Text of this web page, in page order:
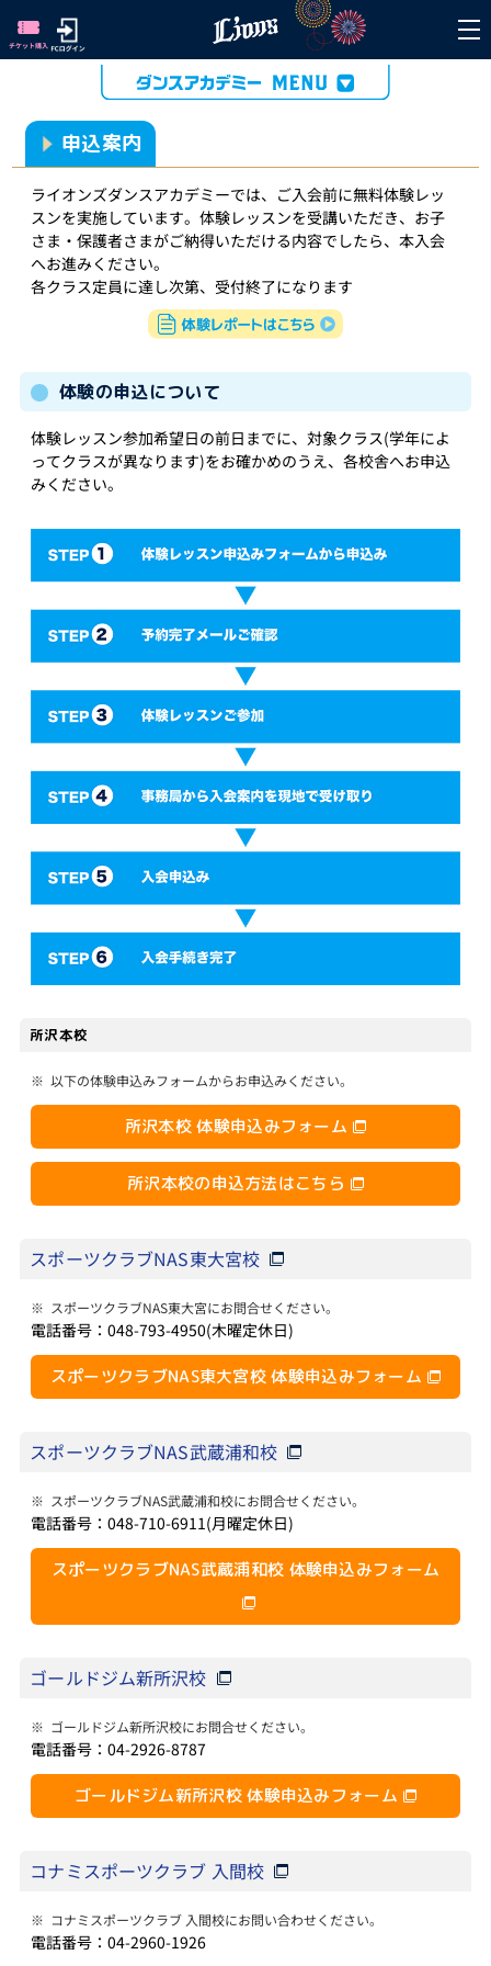
申込案内
ライオンズダンスアカデミーでは、ご入会前に無料体験レッ
スンを実施しています。体験レッスンを受講いただき、お子
さま・保護者さまがご納得いただける内容でしたら、本入会
へお進みください。
各クラス定員に達し次第、受付終了になります
体験の申込について
体験レッスン参加希望日の前日までに、対象クラス(学年によ
ってクラスが異なります)をお確かめのうえ、各校舎へお申込
みください。
所沢本校
※ 以下の体験申込みフォームからお申込みください。
所沢本校 体験申込みフォーム
所沢本校の申込方法はこちら
スポーツクラブNAS東大宮校
※ スポーツクラブNAS東大宮にお問合せください。
電話番号：048-793-4950(木曜定休日)
スポーツクラブNAS東大宮校 体験申込みフォーム
スポーツクラブNAS武蔵浦和校
※ スポーツクラブNAS武蔵浦和校にお問合せください。
電話番号：048-710-6911(月曜定休日)
スポーツクラブNAS武蔵浦和校 体験申込みフォーム
ゴールドジム新所沢校
※ ゴールドジム新所沢校にお問合せください。
電話番号：04-2926-8787
ゴールドジム新所沢校 体験申込みフォーム
コナミスポーツクラブ 入間校
※ コナミスポーツクラブ 入間校にお問い合わせください。
電話番号：04-2960-1926